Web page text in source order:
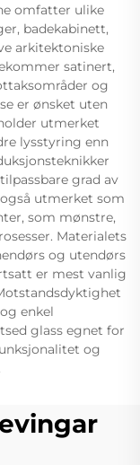
omfatter ulike
badekabinett,
arkitektoniske
satinert,
og
er ønsket uten
utmerket
lysstyring enn
grad av
utmerket som
som mønstre,
Materialets
og utendørs
er mest vanlig
enkel
glass egnet for
og